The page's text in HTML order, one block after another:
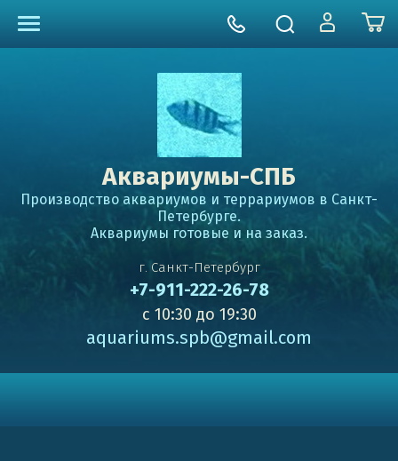
Аквариумы-СПБ
Производство аквариумов и террариумов в Санкт-
Петербурге.
Аквариумы готовые и на заказ.
г. Санкт-Петербург
+7-911-222-26-78
с 10:30 до 19:30
aquariums.spb@gmail.com